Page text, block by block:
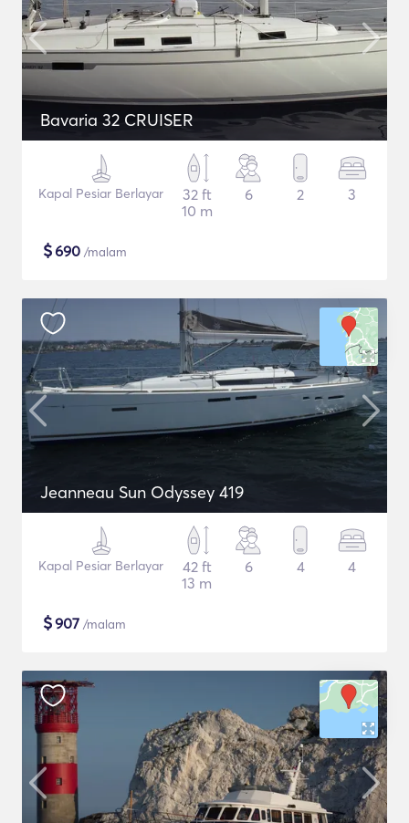
Bavaria 32 CRUISER
Kapal Pesiar Berlayar
32 ft
10 m
6 2 3
$690 /malam
Jeanneau Sun Odyssey 419
Kapal Pesiar Berlayar
42 ft
13 m
6 4 4
$907 /malam